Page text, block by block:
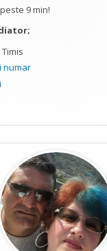
9 min!
numar